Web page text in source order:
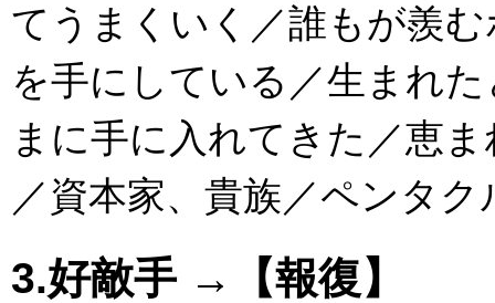
てうまくいく／誰もが羨
を手にしている／生まれ
まに手に入れてきた／恵
／資本家、貴族／ペンタ
3.好敵手 →【報復】